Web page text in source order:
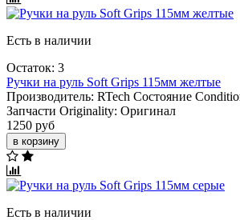
Есть в наличии
Остаток: 3
Ручки на руль Soft Grips 115мм желтые
Производитель: RTech Состояние
Запчасти Originality: Оригинал
1250 руб
в корзину
Есть в наличии